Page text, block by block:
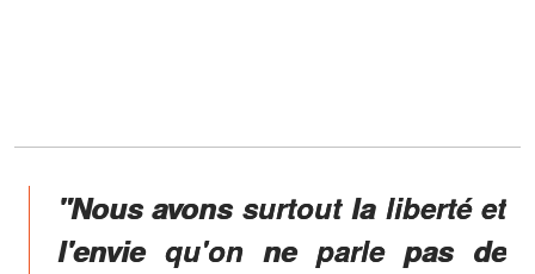
"Nous avons surtout la liberté et
l'envie qu'on ne parle pas de